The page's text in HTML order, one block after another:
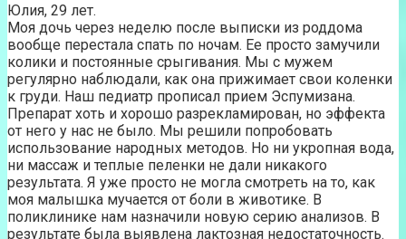
Юлия, 29 лет.
Моя дочь через неделю после выписки из роддома
вообще перестала спать по ночам. Ее просто замучили
колики и постоянные срыгивания. Мы с мужем
регулярно наблюдали, как она прижимает свои коленки
к груди. Наш педиатр прописал прием Эспумизана.
Препарат хоть и хорошо разрекламирован, но эффекта
от него у нас не было. Мы решили попробовать
использование народных методов. Но ни укропная вода,
ни массаж и теплые пеленки не дали никакого
результата. Я уже просто не могла смотреть на то, как
моя малышка мучается от боли в животике. В
поликлинике нам назначили новую серию анализов. В
результате была выявлена лактозная недостаточность.